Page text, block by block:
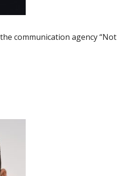
communication agency “Not